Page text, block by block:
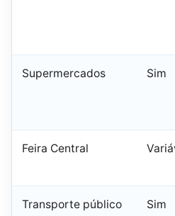
Supermercados Sim
Feira Central
Transporte público Sim